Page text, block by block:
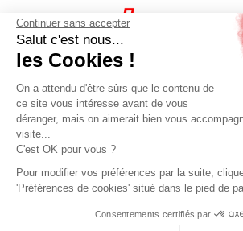
Continuer sans accepter
Salut c'est nous...
les Cookies !
On a attendu d'être sûrs que le contenu de
ce site vous intéresse avant de vous
déranger, mais on aimerait bien vous
visite...
C'est OK pour vous ?
Pour modifier vos préférences par la suite,
'Préférences de cookies' situé dans le pied de
Consentements certifiés par
Ajouter au panier
Gestion des données